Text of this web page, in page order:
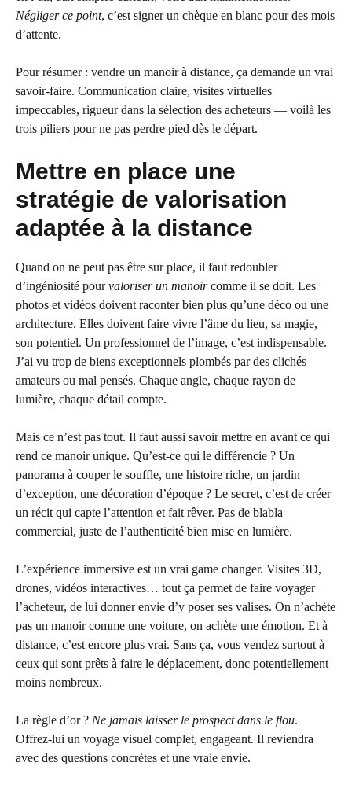
Négliger ce point, c’est signer un chèque en blanc pour des mois
d’attente.
Pour résumer : vendre un manoir à distance, ça demande un vrai
savoir-faire. Communication claire, visites virtuelles
impeccables, rigueur dans la sélection des acheteurs — voilà les
trois piliers pour ne pas perdre pied dès le départ.
Mettre en place une
stratégie de valorisation
adaptée à la distance
Quand on ne peut pas être sur place, il faut redoubler
d’ingéniosité pourvaloriser un manoircomme il se doit. Les
photos et vidéos doivent raconter bien plus qu’une déco ou une
architecture. Elles doivent faire vivre l’âme du lieu, sa magie,
son potentiel. Un professionnel de l’image, c’est indispensable.
J’ai vu trop de biens exceptionnels plombés par des clichés
amateurs ou mal pensés. Chaque angle, chaque rayon de
lumière, chaque détail compte.
Mais ce n’est pas tout. Il faut aussi savoir mettre en avant ce qui
rend ce manoir unique. Qu’est-ce qui le différencie ? Un
panorama à couper le souffle, une histoire riche, un jardin
d’exception, une décoration d’époque ? Le secret, c’est de créer
un récit qui capte l’attention et fait rêver. Pas de blabla
commercial, juste de l’authenticité bien mise en lumière.
L’expérience immersive est un vrai game changer. Visites 3D,
drones, vidéos interactives… tout ça permet de faire voyager
l’acheteur, de lui donner envie d’y poser ses valises. On n’achète
pas un manoir comme une voiture, on achète une émotion. Et à
distance, c’est encore plus vrai. Sans ça, vous vendez surtout à
ceux qui sont prêts à faire le déplacement, donc potentiellement
moins nombreux.
La règle d’or ? Ne jamais laisser le prospect dans le flou.
Offrez-lui un voyage visuel complet, engageant. Il reviendra
avec des questions concrètes et une vraie envie.